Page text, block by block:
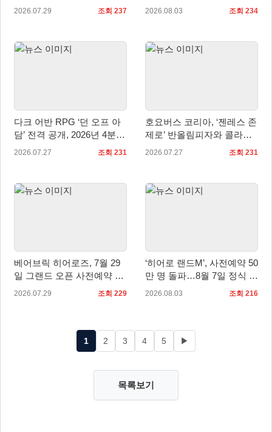
시
2026.07.29 조회 237
출시 예정
2026.08.03 조회 234
다크 어반 RPG ‘던 오프 아
담’ 전격 공개, 2026년 4분기
정식 출시
2026.07.27 조회 231
호요버스 코리아, ‘젠레스 존
제로’ 반올림피자와 콜라보
세트 2종 출시
2026.07.27 조회 231
베어브릭 히어로즈, 7월 29
일 그랜드 오픈 사전예약 시
작… 8월 말 오픈 예정
2026.07.29 조회 229
‘히어로 랜드M’, 사전예약 50
만 명 돌파…8월 7일 정식 출
시
2026.08.03 조회 216
1 2 3 4 5 ▶
목록보기